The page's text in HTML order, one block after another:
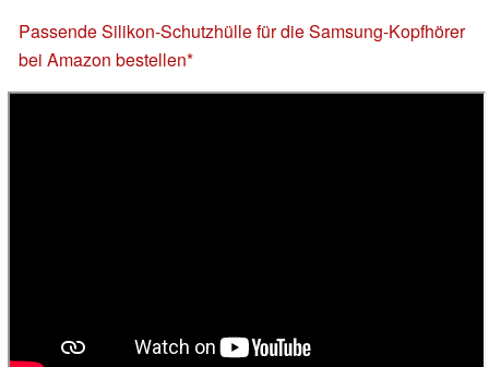
Passende Silikon-Schutzhülle für die Samsung-Kopfhörer
bei Amazon bestellen